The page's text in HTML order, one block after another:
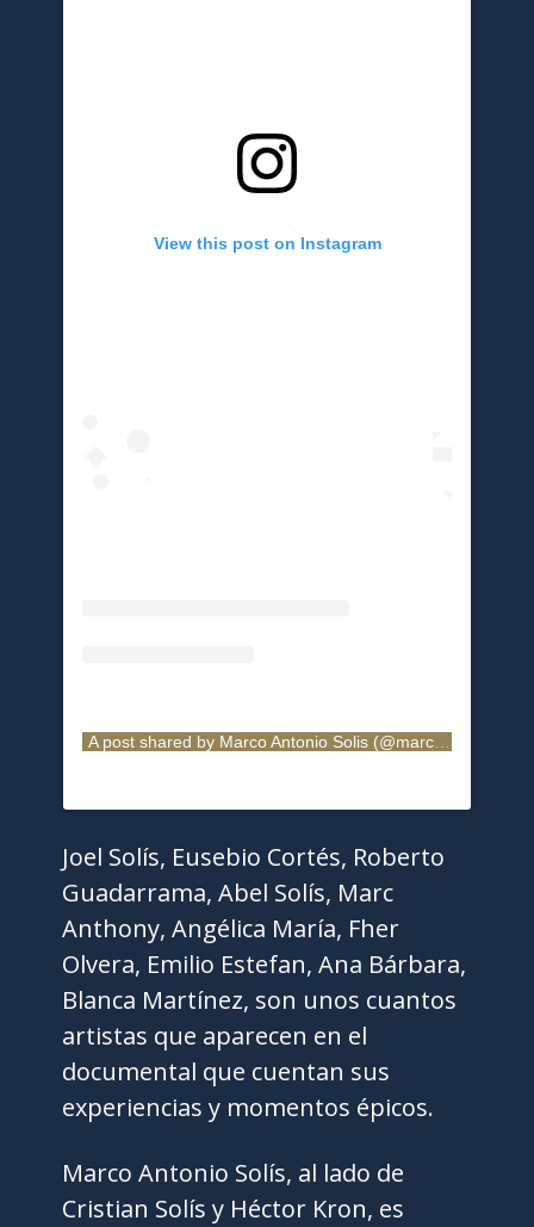
View this post on Instagram
A post shared by Marco Antonio Solis (@marcoantoniosolis_oficial)
Joel Solís, Eusebio Cortés, Roberto
Guadarrama, Abel Solís, Marc
Anthony, Angélica María, Fher
Olvera, Emilio Estefan, Ana Bárbara,
Blanca Martínez, son unos cuantos
artistas que aparecen en el
documental que cuentan sus
experiencias y momentos épicos.
Marco Antonio Solís, al lado de
Cristian Solís y Héctor Kron, es